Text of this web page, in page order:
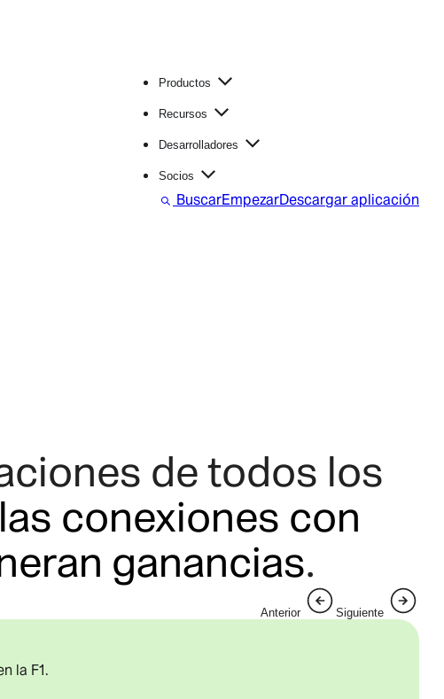
Productos
Recursos
Desarrolladores
Socios
BuscarEmpezarDescargar aplicación
de todos los
conexiones con
ganancias.
Anterior Siguiente